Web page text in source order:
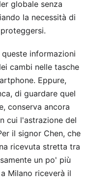
globale senza
la necessità di
informazioni
cambi nelle tasche
Eppure,
di guardare quel
conserva ancora
cui l'astrazione del
il signor Chen, che
ricevuta stretta tra
un po' più
Milano riceverà il